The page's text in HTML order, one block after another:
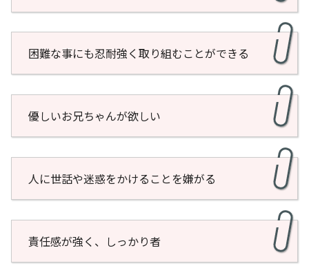
困難な事にも忍耐強く取り組むことができる
優しいお兄ちゃんが欲しい
人に世話や迷惑をかけることを嫌がる
責任感が強く、しっかり者